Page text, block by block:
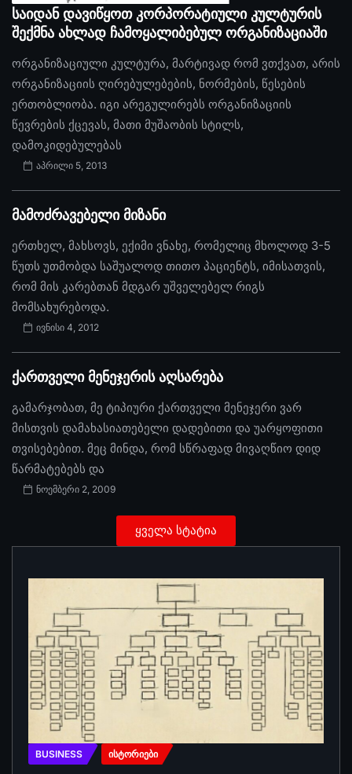
საიდან დავიწყოთ კორპორატიული კულტურის
შექმნა ახლად ჩამოყალიბებულ ორგანიზაციაში
ორგანიზაციული კულტურა, მარტივად რომ ვთქვათ, არის
ორგანიზაციის ღირებულებების, ნორმების, წესების
ერთობლიობა. იგი არეგულირებს ორგანიზაციის
წევრების ქცევას, მათი მუშაობის სტილს,
დამოკიდებულებას
აპრილი 5, 2013
მამოძრავებელი მიზანი
ერთხელ, მახსოვს, ექიმი ვნახე, რომელიც მხოლოდ 3-5
წუთს უთმობდა საშუალოდ თითო პაციენტს, იმისათვის,
რომ მის კარებთან მდგარ უშველებელ რიგს
მომსახურებოდა.
ივნისი 4, 2012
ქართველი მენეჯერის აღსარება
გამარჯობათ, მე ტიპიური ქართველი მენეჯერი ვარ
მისთვის დამახასიათებელი დადებითი და უარყოფითი
თვისებებით. მეც მინდა, რომ სწრაფად მივაღწიო დიდ
წარმატებებს და
ნოემბერი 2, 2009
ყველა სტატია
BUSINESS ᲘᲡᲢᲝᲠᲘᲔᲑᲘ